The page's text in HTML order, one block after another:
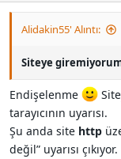
Alidakin55' Alıntı:
Siteye
Endişelenme
tarayıcının uyarısı.
Şu anda site http
değil” uyarısı çıkıyor.